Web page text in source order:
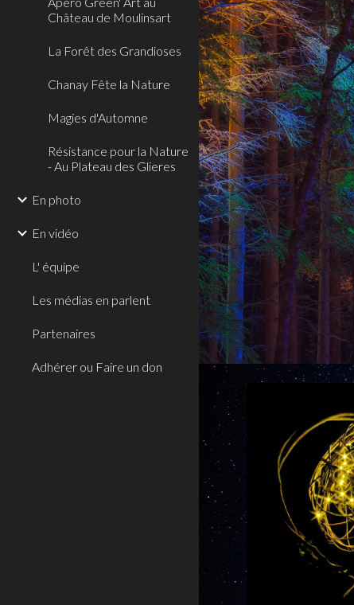
Château de Moulinsart
La Forêt des Grandioses
Chanay Fête la Nature
Magies d'Automne
Résistance pour la Nature
- Au Plateau des Glieres
En photo
En vidéo
L' équipe
Les médias en parlent
Partenaires
Adhérer ou Faire un don